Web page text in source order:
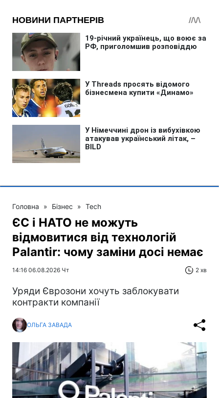
Головна » Бізнес » Tech
ЄС і НАТО не можуть
відмовитися від технологій
Palantir: чому заміни досі немає
14:16 06.08.2026 Чт 2 хв
Уряди Єврозони хочуть заблокувати
контракти компанії
ОЛЬГА ЗАВАДА